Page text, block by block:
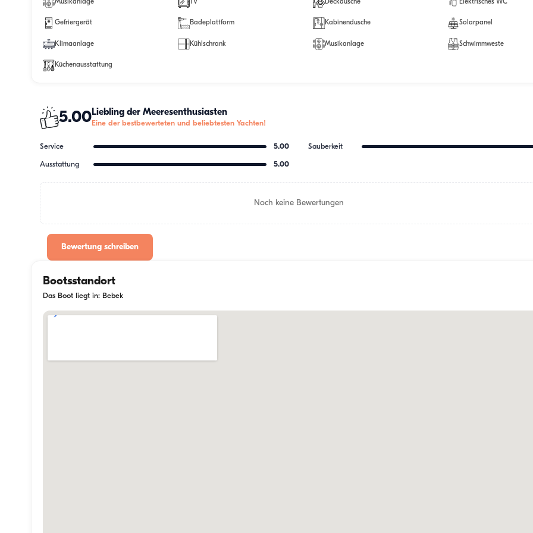
Musikanlage TV Deckdusche Elektrisches WC
Gefriergerät Badeplattform Kabinendusche Solarpanel
Klimaanlage Kühlschrank Musikanlage Schwimmweste
Küchenausstattung
5.00Liebling der Meeresenthusiasten
Eine der bestbewerteten und beliebtesten Yachten!
Service 5.00 Sauberkeit
Ausstattung 5.00
Noch keine Bewertungen
Bewertung schreiben
Bootsstandort
Das Boot liegt in: Bebek